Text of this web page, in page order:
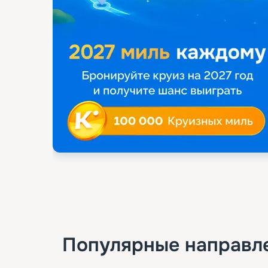
Популярные